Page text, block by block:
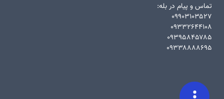
تماس و پیام در بله:
۰۹۹۰۳۱۰۳۵۲۷
۰۹۳۳۲۶۴۴۱۰۸
۰۹۳۹۵۸۴۵۷۸۵
۰۹۳۳۸۸۸۸۶۹۵